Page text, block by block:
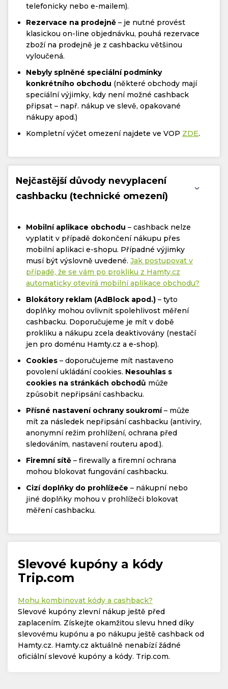
telefonicky nebo e-mailem).
Rezervace na prodejně – je nutné provést
klasickou on-line objednávku, pouhá rezervace
zboží na prodejně je z cashbacku většinou
vyloučená.
Nebyly splněné speciální podmínky
konkrétního obchodu (některé obchody mají
speciální výjimky, kdy není možné cashback
připsat – např. nákup ve slevě, opakované
nákupy apod.)
Kompletní výčet omezení najdete ve VOP ZDE.
Nejčastější důvody nevyplacení
cashbacku (technické omezení)
Mobilní aplikace obchodu – cashback nelze
vyplatit v případě dokončení nákupu přes
mobilní aplikaci e-shopu. Případné výjimky
musí být výslovně uvedené. Jak postupovat v
případě, že se vám po prokliku z Hamty.cz
automaticky otevírá mobilní aplikace obchodu?
Blokátory reklam (AdBlock apod.) – tyto
doplňky mohou ovlivnit spolehlivost měření
cashbacku. Doporučujeme je mít v době
prokliku a nákupu zcela deaktivovány (nestačí
jen pro doménu Hamty.cz a e-shop).
Cookies – doporučujeme mít nastaveno
povolení ukládání cookies. Nesouhlas s
cookies na stránkách obchodů může
způsobit nepřipsání cashbacku.
Přísné nastavení ochrany soukromí– může
mít za následek nepřipsání cashbacku (antiviry,
anonymní režim prohlížení, ochrana před
sledováním, nastavení routeru apod.).
Firemní sítě – firewally a firemní ochrana
mohou blokovat fungování cashbacku.
Cizí doplňky do prohlížeče – nákupní nebo
jiné doplňky mohou v prohlížeči blokovat
měření cashbacku.
Slevové kupóny a kódy
Trip.com
Mohu kombinovat kódy a cashback?
Slevové kupóny zlevní nákup ještě před
zaplacením. Získejte okamžitou slevu hned díky
slevovému kupónu a po nákupu ještě cashback od
Hamty.cz. Hamty.cz aktuálně nenabízí žádné
oficiální slevové kupóny a kódy. Trip.com.